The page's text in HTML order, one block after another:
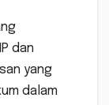
dan
yang
dalam